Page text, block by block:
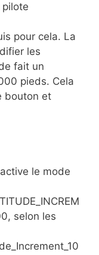
pour cela. La
les
fait un
pieds. Cela
bouton et
le mode
selon les